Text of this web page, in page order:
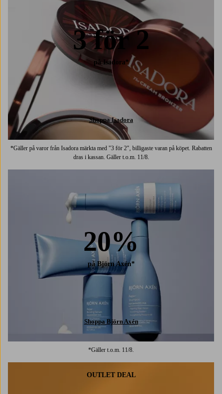
3 för 2
på Isadora*
Shoppa Isadora
*Gäller på varor från Isadora märkta med "3 för 2", billigaste varan på köpet. Rabatten
dras i kassan. Gäller t.o.m. 11/8.
20%
på Björn Axén*
Shoppa Björn Axén
*Gäller t.o.m. 11/8.
OUTLET DEAL